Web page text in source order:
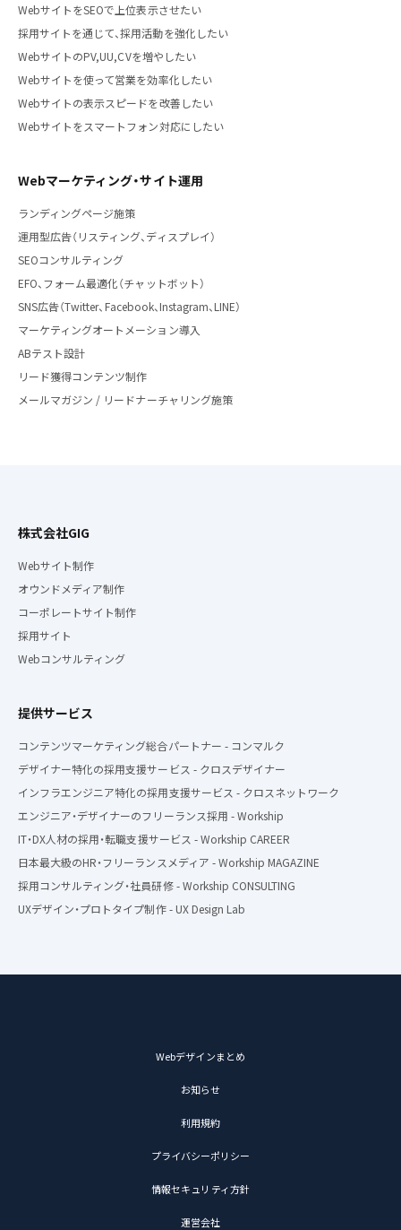
WebサイトをSEOで上位表示させたい
採用サイトを通じて、採用活動を強化したい
WebサイトのPV,UU,CVを増やしたい
Webサイトを使って営業を効率化したい
Webサイトの表示スピードを改善したい
Webサイトをスマートフォン対応にしたい
Webマーケティング・サイト運用
ランディングページ施策
運用型広告（リスティング、ディスプレイ）
SEOコンサルティング
EFO、フォーム最適化（チャットボット）
SNS広告（Twitter、Facebook、Instagram、LINE）
マーケティングオートメーション導入
ABテスト設計
リード獲得コンテンツ制作
メールマガジン / リードナーチャリング施策
株式会社GIG
Webサイト制作
オウンドメディア制作
コーポレートサイト制作
採用サイト
Webコンサルティング
提供サービス
コンテンツマーケティング総合パートナー - コンマルク
デザイナー特化の採用支援サービス - クロスデザイナー
インフラエンジニア特化の採用支援サービス - クロスネットワーク
エンジニア・デザイナーのフリーランス採用 - Workship
IT・DX人材の採用・転職支援サービス - Workship CAREER
日本最大級のHR・フリーランスメディア - Workship MAGAZINE
採用コンサルティング・社員研修 - Workship CONSULTING
UXデザイン・プロトタイプ制作 - UX Design Lab
Webデザインまとめ
お知らせ
利用規約
プライバシーポリシー
情報セキュリティ方針
運営会社